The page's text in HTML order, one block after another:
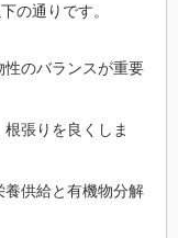
の通りです。
のバランスが重要
張りを良くしま
養供給と有機物分解